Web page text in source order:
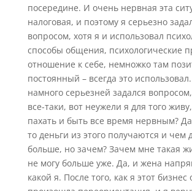
посередине. И очень нервная эта
налоговая, и поэтому я серьезно
вопросом, хотя я и использовал
способы общения, психологические
отношение к себе, немножко там
постоянный – всегда это
намного серьезней задался
все-таки, вот неужели я для того
пахать и быть все время нервным?
то деньги из этого получаются и чем
больше, но зачем? Зачем мне такая
не могу больше уже. Да, и жена
какой я. После того, как я этот бизнес